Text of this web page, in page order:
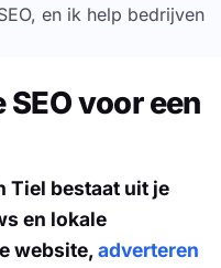
en ik help bedrijven
voor een
Tiel bestaat uit je
en lokale
website,adverteren